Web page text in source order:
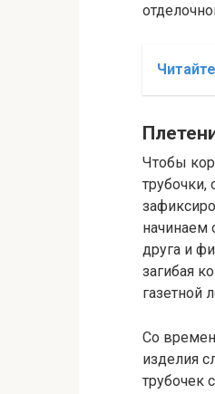
Чтобы
трубочки,
начинаем
друга и
загибая
газетной
Со
изделия
трубочек